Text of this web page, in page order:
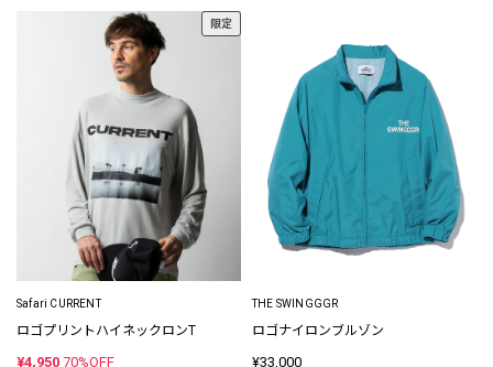
限定
Safari CURRENT
ロゴプリントハイネックロンT
¥4,950 70%OFF
THE SWINGGGR
ロゴナイロンブルゾン
¥33,000